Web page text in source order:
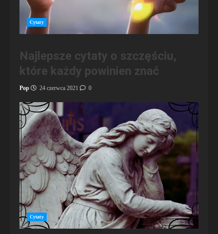
Cytaty
Najlepsze cytaty o szczęściu,
które każdy powinien znać
Pop 24 czerwca 2021 0
Cytaty